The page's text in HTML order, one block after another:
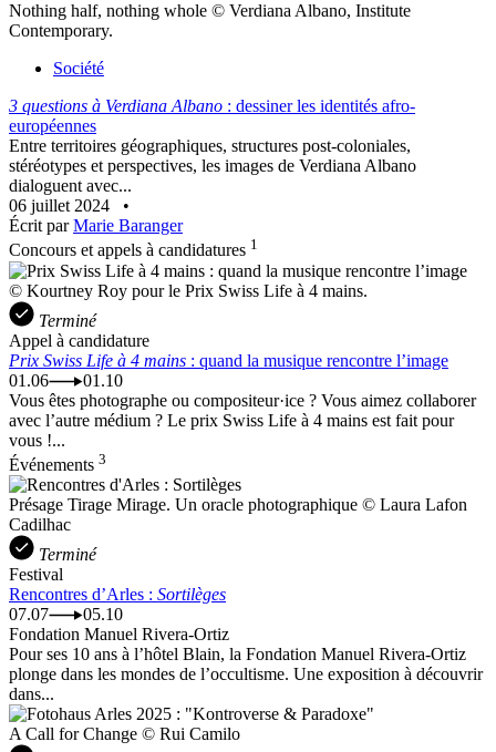
Nothing half, nothing whole © Verdiana Albano, Institute
Contemporary.
Société
3 questions à Verdiana Albano : dessiner les identités afro-
européennes
Entre territoires géographiques, structures post-coloniales,
stéréotypes et perspectives, les images de Verdiana Albano
dialoguent avec...
06 juillet 2024
•
Écrit parMarie Baranger
Concours et appels à candidatures 1
© Kourtney Roy pour le Prix Swiss Life à 4 mains.
Terminé
Appel à candidature
Prix Swiss Life à 4 mains : quand la musique rencontre l’image
01.06
01.10
Vous êtes photographe ou compositeur·ice ? Vous aimez collaborer
avec l’autre médium ? Le prix Swiss Life à 4 mains est fait pour
vous !...
Événements 3
Présage Tirage Mirage. Un oracle photographique © Laura Lafon
Cadilhac
Terminé
Festival
Rencontres d’Arles : Sortilèges
07.07
05.10
Fondation Manuel Rivera-Ortiz
Pour ses 10 ans à l’hôtel Blain, la Fondation Manuel Rivera-Ortiz
plonge dans les mondes de l’occultisme. Une exposition à découvrir
dans...
A Call for Change © Rui Camilo